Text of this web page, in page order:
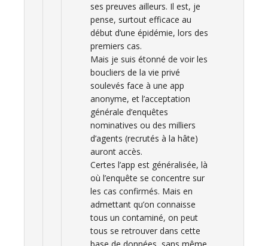
ses preuves ailleurs. Il est, je
pense, surtout efficace au
début d’une épidémie, lors des
premiers cas.
Mais je suis étonné de voir les
boucliers de la vie privé
soulevés face à une app
anonyme, et l’acceptation
générale d’enquêtes
nominatives ou des milliers
d’agents (recrutés à la hâte)
auront accès.
Certes l’app est généralisée, là
où l’enquête se concentre sur
les cas confirmés. Mais en
admettant qu’on connaisse
tous un contaminé, on peut
tous se retrouver dans cette